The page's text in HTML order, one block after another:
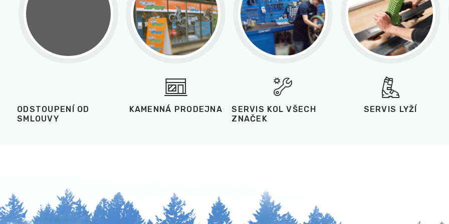
ODSTOUPENÍ OD
SMLOUVY
KAMENNÁ PRODEJNA
SERVIS KOL VŠECH
ZNAČEK
SERVIS LYŽÍ